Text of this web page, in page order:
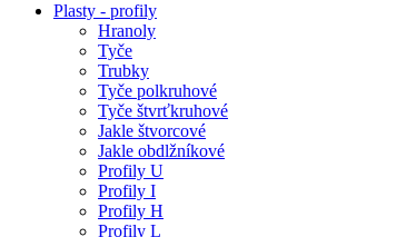
Plasty - profily
Hranoly
Tyče
Trubky
Tyče polkruhové
Tyče štvrťkruhové
Jakle štvorcové
Jakle obdlžníkové
Profily U
Profily I
Profily H
Profily L